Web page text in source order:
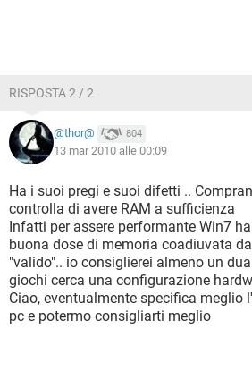
RISPOSTA 2 / 2
@thor@ 804
13 mar 2010 alle 00:09
Ha i suoi pregi e suoi difetti ..
controlla di avere RAM a sufficienza
Infatti per assere performante Win7
buona dose di memoria coadiuvata
"valido".. io consiglierei almeno un
giochi cerca una configurazione
Ciao, eventualmente specifica meglio
pc e potermo consigliarti meglio